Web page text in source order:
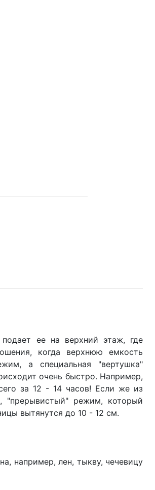
ее на верхний этаж, где
когда верхнюю емкость
а специальная "вертушка"
очень быстро. Например,
за 12 - 14 часов! Если же из
"прерывистый" режим, который
вытянутся до 10 - 12 см.
например, лен, тыкву, чечевицу